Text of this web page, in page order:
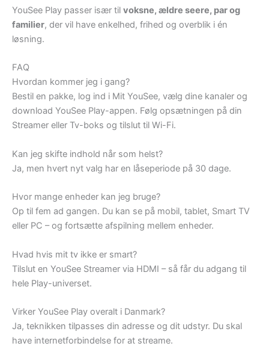
YouSee Play passer især til voksne, ældre seere, par og
familier, der vil have enkelhed, frihed og overblik i én
løsning.
FAQ
Hvordan kommer jeg i gang?
Bestil en pakke, log ind i Mit YouSee, vælg dine kanaler og
download YouSee Play-appen. Følg opsætningen på din
Streamer eller Tv-boks og tilslut til Wi-Fi.
Kan jeg skifte indhold når som helst?
Ja, men hvert nyt valg har en låseperiode på 30 dage.
Hvor mange enheder kan jeg bruge?
Op til fem ad gangen. Du kan se på mobil, tablet, Smart TV
eller PC – og fortsætte afspilning mellem enheder.
Hvad hvis mit tv ikke er smart?
Tilslut en YouSee Streamer via HDMI – så får du adgang til
hele Play-universet.
Virker YouSee Play overalt i Danmark?
Ja, teknikken tilpasses din adresse og dit udstyr. Du skal
have internetforbindelse for at streame.